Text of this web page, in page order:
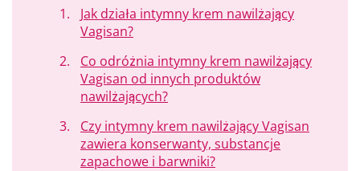
Jak działa intymny krem nawilżający
Vagisan?
Co odróżnia intymny krem nawilżający
Vagisan od innych produktów
nawilżających?
Czy intymny krem nawilżający Vagisan
zawiera konserwanty, substancje
zapachowe i barwniki?